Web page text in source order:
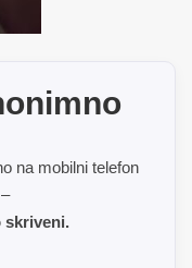
na mobilni telefon
skriveni.